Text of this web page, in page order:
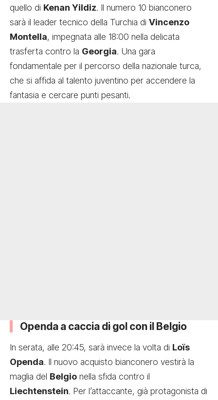
quello di Kenan Yildiz. Il numero 10 bianconero
sarà il leader tecnico della Turchia di Vincenzo
Montella, impegnata alle 18:00 nella delicata
trasferta contro la Georgia. Una gara
fondamentale per il percorso della nazionale turca,
che si affida al talento juventino per accendere la
fantasia e cercare punti pesanti.
Openda a caccia di gol con il Belgio
In serata, alle 20:45, sarà invece la volta di Loïs
Openda. Il nuovo acquisto bianconero vestirà la
maglia del Belgio nella sfida contro il
Liechtenstein. Per l’attaccante, già protagonista di